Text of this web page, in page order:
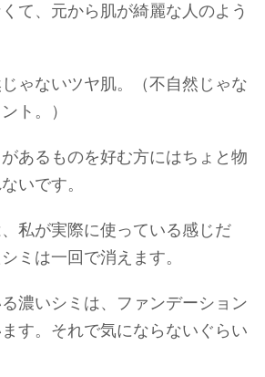
て、元から肌が綺麗な人のよう
ゃないツヤ肌。（不自然じゃな
ト。）
あるものを好む方にはちょと物
いです。
私が実際に使っている感じだ
ミは一回で消えます。
濃いシミは、ファンデーション
す。それで気にならないぐらい